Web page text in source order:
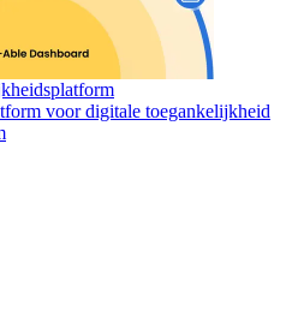
voor digitale toegankelijkheid